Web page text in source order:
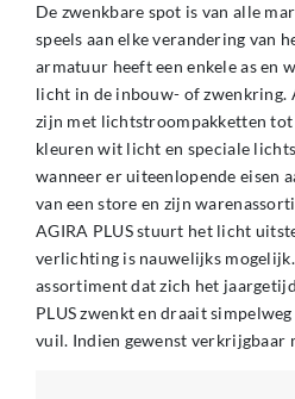
De zwenkbare spot is van alle
speels aan elke verandering van
armatuur heeft een enkele as en
licht in de inbouw- of zwenkring.
zijn met lichtstroompakketten tot
kleuren wit licht en speciale
wanneer er uiteenlopende eisen
van een store en zijn
AGIRA PLUS stuurt het licht
verlichting is nauwelijks
assortiment dat zich het
PLUS zwenkt en draait
vuil. Indien gewenst verkrijgbaar